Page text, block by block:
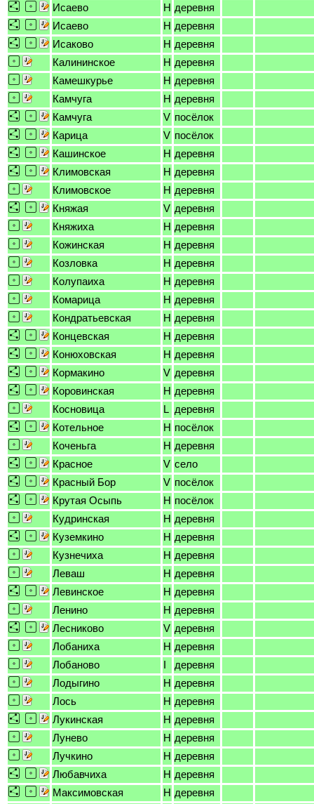
Исаево
H деревня
Исаево
H деревня
Исаково
H деревня
Калининское
H деревня
Камешкурье
H деревня
Камчуга
H деревня
Камчуга
V посёлок
Карица
V посёлок
Кашинское
H деревня
Климовская
H деревня
Климовское
H деревня
Княжая
V деревня
Княжиха
H деревня
Кожинская
H деревня
Козловка
H деревня
Колупаиха
H деревня
Комарица
H деревня
Кондратьевская
H деревня
Концевская
H деревня
Конюховская
H деревня
Кормакино
V деревня
Коровинская
H деревня
Косновица
L деревня
Котельное
H посёлок
Коченьга
H деревня
Красное
V село
Красный Бор
V посёлок
Крутая Осыпь
H посёлок
Кудринская
H деревня
Куземкино
H деревня
Кузнечиха
H деревня
Леваш
H деревня
Левинское
H деревня
Ленино
H деревня
Лесниково
V деревня
Лобаниха
H деревня
Лобаново
I
деревня
Лодыгино
H деревня
Лось
H деревня
Лукинская
H деревня
Лунево
H деревня
Лучкино
H деревня
Любавчиха
H деревня
Максимовская
H деревня